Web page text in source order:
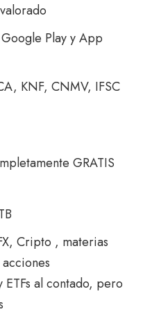
Play y App
KNF, CNMV, IFSC
GRATIS
Cripto , materias
ETFs al contado, pero